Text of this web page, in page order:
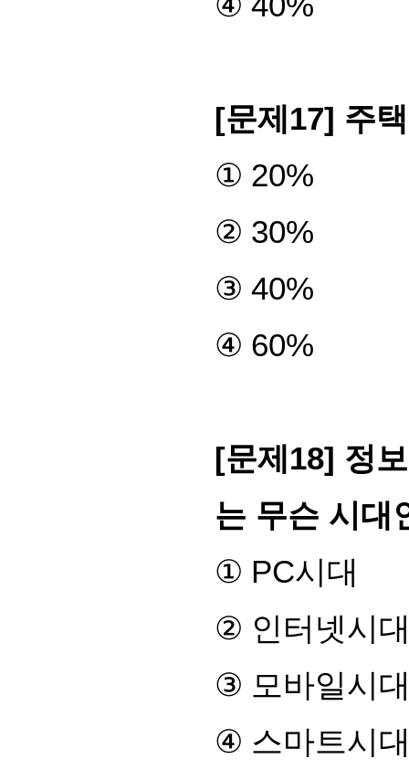
[문제 17] 주
① 20%
② 30%
③ 40%
④ 60%
[문제 18] 정
는 무슨 시대
① PC시대
② 인터넷시
③ 모바일시
④ 스마트시